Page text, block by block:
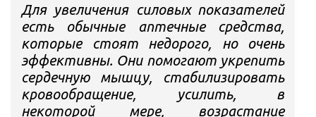
Для увеличения силовых показателей
есть обычные аптечные средства,
которые стоят недорого, но очень
эффективны. Они помогают укрепить
сердечную мышцу, стабилизировать
кровообращение, усилить, в
некоторой мере, возрастание